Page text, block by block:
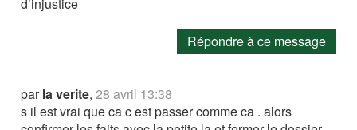
Répondre à ce message
parla verite,28 avril 13:38
s il est vrai que ca c est passer comme ca . alors